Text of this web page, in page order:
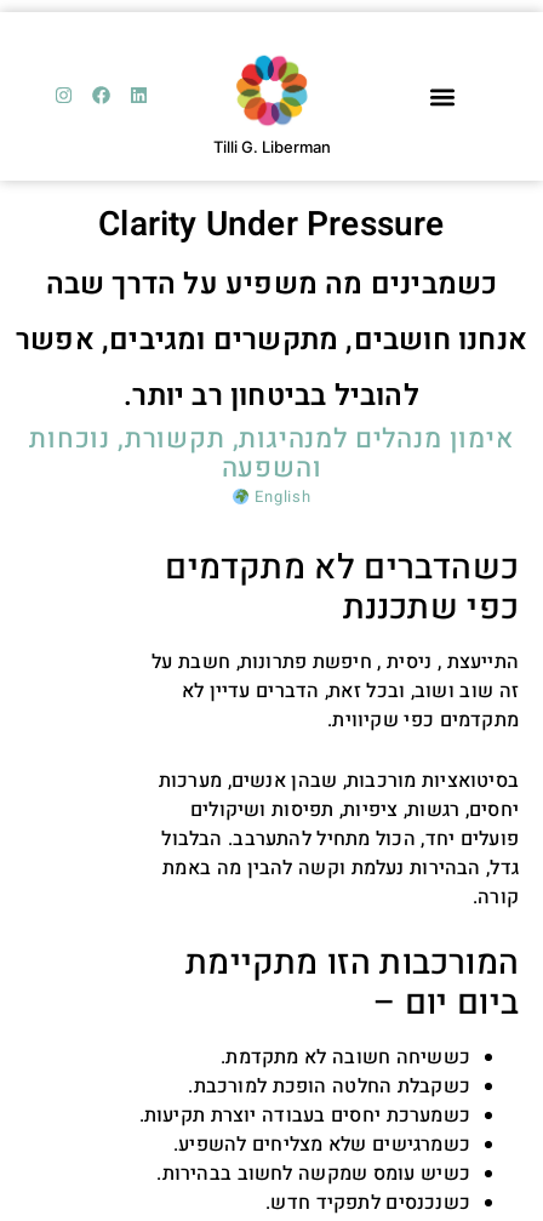
Tilli G. Liberman
Clarity Under Pressure
אימון מנהלים למנהיגות, תקשורת, נוכחות
והשפעה
כשמבינים מה משפיע על הדרך שבה
חושבים, מתקשרים ומגיבים, אפשר
להוביל בביטחון רב יותר.
English
כשהדברים לא מתקדמים
כפי שתכננת
התייעצת , ניסית , חיפשת פתרונות, חשבת על
זה שוב ושוב, ובכל זאת, הדברים עדיין לא
מתקדמים כפי שקיווית.
בסיטואציות מורכבות, שבהן אנשים, מערכות
יחסים, רגשות, ציפיות, תפיסות ושיקולים
פועלים יחד, הכול מתחיל להתערבב. הבלבול
גדל, הבהירות נעלמת וקשה להבין מה באמת
קורה.
המורכבות הזו מתקיימת
ביום יום –
כששיחה חשובה לא מתקדמת.
כשקבלת החלטה הופכת למורכבת.
כשמערכת יחסים בעבודה יוצרת תקיעות.
כשמרגישים שלא מצליחים להשפיע.
כשיש עומס שמקשה לחשוב בבהירות.
כשנכנסים לתפקיד חדש.